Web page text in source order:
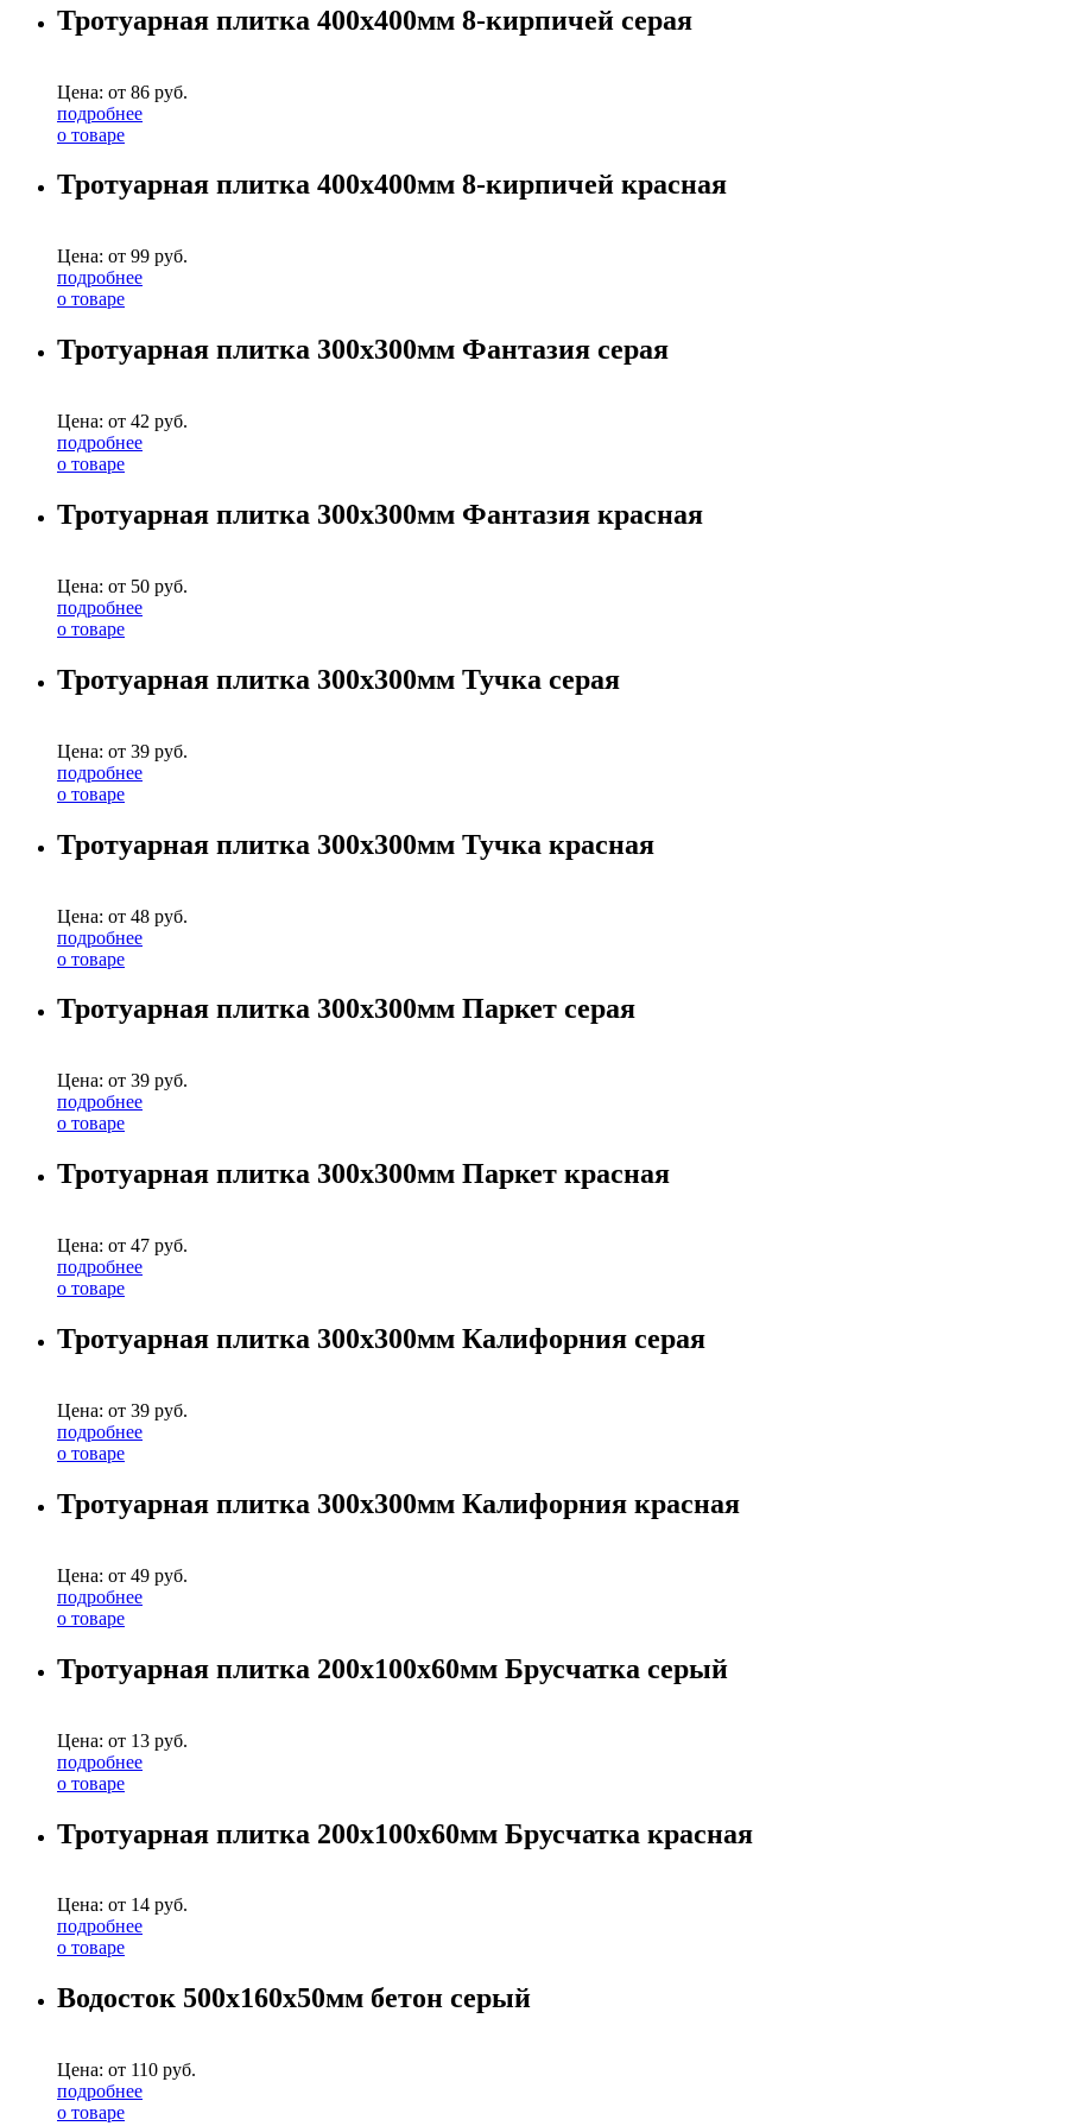
Тротуарная плитка 400х400мм 8-кирпичей серая
Цена: от 86 руб.
подробнее
о товаре
Тротуарная плитка 400х400мм 8-кирпичей красная
Цена: от 99 руб.
подробнее
о товаре
Тротуарная плитка 300х300мм Фантазия серая
Цена: от 42 руб.
подробнее
о товаре
Тротуарная плитка 300х300мм Фантазия красная
Цена: от 50 руб.
подробнее
о товаре
Тротуарная плитка 300х300мм Тучка серая
Цена: от 39 руб.
подробнее
о товаре
Тротуарная плитка 300х300мм Тучка красная
Цена: от 48 руб.
подробнее
о товаре
Тротуарная плитка 300х300мм Паркет серая
Цена: от 39 руб.
подробнее
о товаре
Тротуарная плитка 300х300мм Паркет красная
Цена: от 47 руб.
подробнее
о товаре
Тротуарная плитка 300х300мм Калифорния серая
Цена: от 39 руб.
подробнее
о товаре
Тротуарная плитка 300х300мм Калифорния красная
Цена: от 49 руб.
подробнее
о товаре
Тротуарная плитка 200х100х60мм Брусчатка серый
Цена: от 13 руб.
подробнее
о товаре
Тротуарная плитка 200х100х60мм Брусчатка красная
Цена: от 14 руб.
подробнее
о товаре
Водосток 500х160х50мм бетон серый
Цена: от 110 руб.
подробнее
о товаре